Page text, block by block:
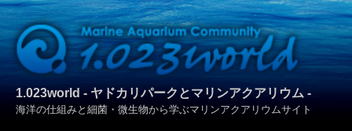
1.023world - ヤドカリパークとマリンアクアリウム -
海洋の仕組みと細菌・微生物から学ぶマリンアクアリウムサイト